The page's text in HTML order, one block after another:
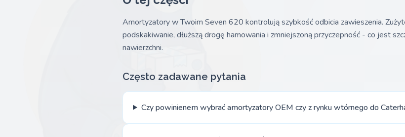
Amortyzatory w Twoim Seven 620 kontrolują szybkość odbicia zawieszenia.
podskakiwanie, dłuższą drogę hamowania i zmniejszoną przyczepność - co jest
nawierzchni.
Często zadawane pytania
Czy powinienem wybrać amortyzatory OEM czy z rynku wtórnego do